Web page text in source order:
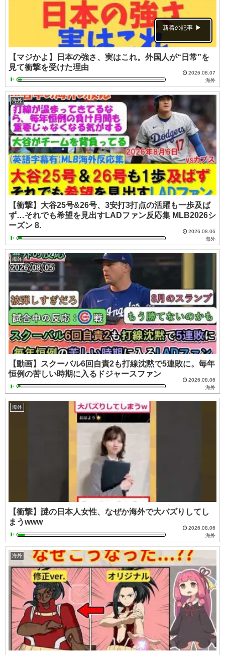
新着の記事
【マジかよ】日本の強さ、実はこれ。外国人が“日常”を
見て衝撃を受けた理由
2026.08.07
海外
海外
【衝撃】大谷25号&26号、3安打3打点の活躍も一歩及ば
ず…それでも希望を見出すLADファン反応集 MLB2026シ
ーズン 8.
2026.08.06
海外
海外
【動画】スクーバル6回自責2も打線沈黙で5連敗に。毎年
恒例の苦しい時期に入るドジャースファン
2026.08.06
海外
海外
【衝撃】謎の日本人女性、なぜか海外で大バズりしてし
まうwww
2026.08.06
海外
海外